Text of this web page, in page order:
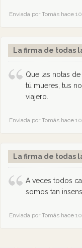
Enviada por Tomás hace
La firma de todas
Que las notas
tú mueres, tus
viajero.
Enviada por Tomás hace
La firma de todas
A veces todos
somos tan
Enviada por Tomás hace